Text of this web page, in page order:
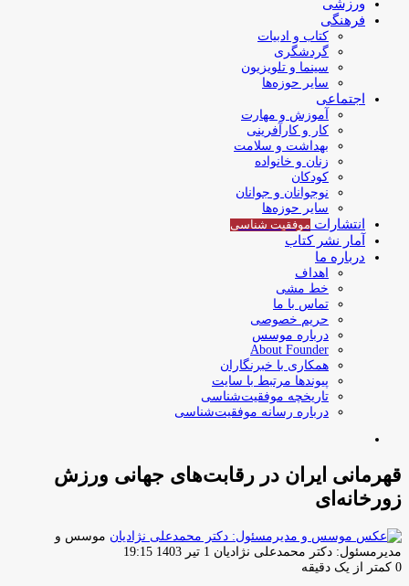
ورزشی
فرهنگی
کتاب و ادبیات
گردشگری
سینما و تلویزیون
سایر حوزه‌ها
اجتماعی
آموزش و مهارت
کار و کارآفرینی
بهداشت و سلامت
زنان و خانواده
کودکان
نوجوانان و جوانان
سایر حوزه‌ها
انتشارات موفقیت‌ شناسی
آمار نشر کتاب
درباره ما
اهداف
خط مشی
تماس با ما
حریم خصوصی
درباره موسس
About Founder
همکاری با خبرنگاران
پیوندها مرتبط با سایت
تاریخچه موفقیت‌شناسی
درباره رسانه موفقیت‌شناسی
قهرمانی ایران در رقابت‌های جهانی ورزش
زورخانه‌ای
موسس و
مدیرمسئول: دکتر محمدعلی نژادیان ارسال1 تیر 1403 19:15
0 کمتر از یک دقیقه